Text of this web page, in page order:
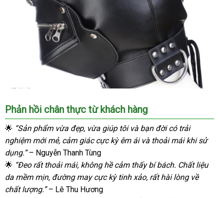
Thích
Mặt
Nạ
Bạo
Dâm
Da
PU
Hình
Quỷ
Khóa
Phản hồi chân thực từ khách hàng
🌟 “Sản phẩm vừa đẹp, vừa giúp tôi và bạn đời có trải
nghiệm mới mẻ, cảm giác cực kỳ êm ái và thoải mái khi sử
dụng.”– Nguyễn Thanh Tùng
🌟 “Đeo rất thoải mái, không hề cảm thấy bí bách. Chất liệu
da mềm mịn, đường may cực kỳ tinh xảo, rất hài lòng về
chất lượng.”– Lê Thu Hương